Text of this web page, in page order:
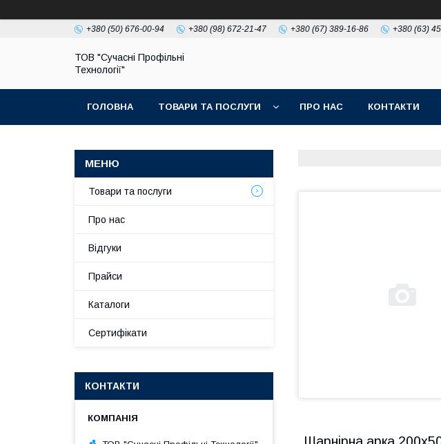
+380 (50) 676-00-94 +380 (98) 672-21-47 +380 (67) 389-16-86 +380 (63)
ТОВ "Сучасні Профільні
Технології"
ГОЛОВНА ТОВАРИ ТА ПОСЛУГИ ПРО НАС КОНТАКТИ
Товари та послуги
Про нас
Відгуки
Прайси
Каталоги
Сертифікати
КОНТАКТИ